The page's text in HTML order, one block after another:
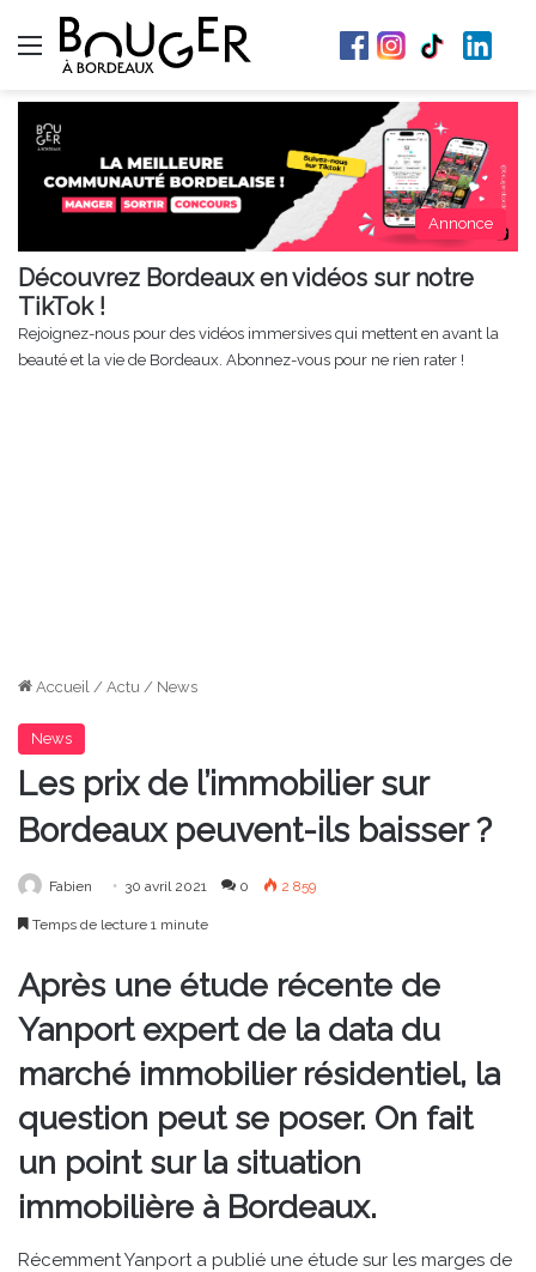
Menu
Annonce
Découvrez Bordeaux en vidéos sur notre
TikTok !
Rejoignez-nous pour des vidéos immersives qui mettent en avant la
beauté et la vie de Bordeaux. Abonnez-vous pour ne rien rater !
Accueil / Actu / News
News
Les prix de l’immobilier sur
Bordeaux peuvent-ils baisser ?
Fabien 30 avril 2021 0 2 859
Temps de lecture 1 minute
Après une étude récente de
Yanport expert de la data du
marché immobilier résidentiel, la
question peut se poser. On fait
un point sur la situation
immobilière à Bordeaux.
Récemment Yanport a publié une étude sur les marges de